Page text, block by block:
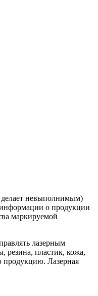
делает невыполнимым)
информации о продукции
маркируемой
лазерным
резина, пластик, кожа,
продукцию. Лазерная